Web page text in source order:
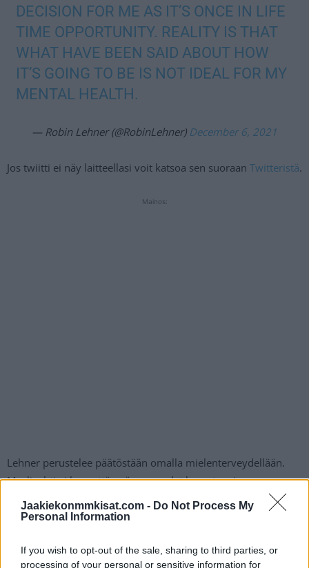
Jaakiekonmmkisat.com - Do Not Process My
Personal Information
If you wish to opt-out of the sale, sharing to third parties, or
processing of your personal or sensitive information for
DECISION FOR ME AS IT’S ONCE IN LIFE
TIME OPPORTUNITY. REALITY IS THAT
WHAT HAVE BEEN SAID ABOUT HOW
IT’S GOING TO BE IS NOT IDEAL FOR MY
MENTAL HEALTH.
— Robin Lehner (@RobinLehner) December 6, 2021
Jos twiitti ei näy laitteellasi voit katsoa sen suoraan Twitteristä.
Mainos:
Lehner perustelee päätöstään omalla mielenterveydellään.
Maalivahti ei koe, että epävarmuudet karanteenien yms.
peloista johtuen olisivat hänen henkiselle terveydelleen
ideaalitilanne.
Isku on Tre Kronorille suuri olympialaisia ajatellen. Lehner